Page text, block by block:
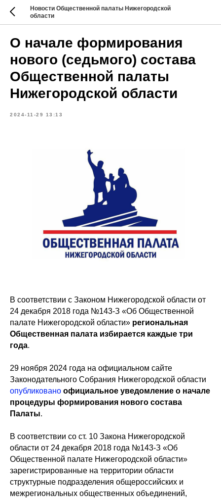
Новости Общественной палаты Нижегородской
области
О начале формирования
нового (седьмого) состава
Общественной палаты
Нижегородской области
2024-11-29 13:13
В соответствии с Законом Нижегородской области от
24 декабря 2018 года №143-З «Об Общественной
палате Нижегородской области» региональная
Общественная палата избирается каждые три
года.
29 ноября 2024 года на официальном сайте
Законодательного Собрания Нижегородской области
опубликовано официальное уведомление о начале
процедуры формирования нового состава
Палаты.
В соответствии со ст. 10 Закона Нижегородской
области от 24 декабря 2018 года №143-З «Об
Общественной палате Нижегородской области»
зарегистрированные на территории области
структурные подразделения общероссийских и
межрегиональных общественных объединений,